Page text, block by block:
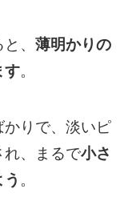
、 薄明かりの
す。
りで、淡いピ
れ、まるで小さ
。